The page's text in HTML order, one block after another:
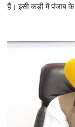
हैं। इसी कड़ी में पंजाब के